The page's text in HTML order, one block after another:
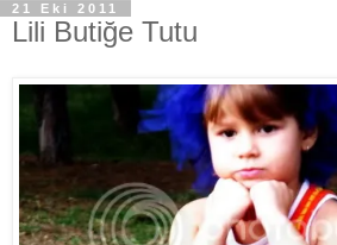
21 Eki 2011
Lili Butiğe Tutu